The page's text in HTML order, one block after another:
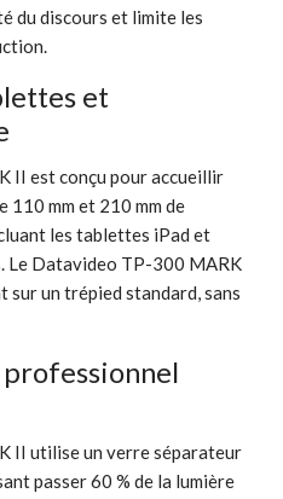
du discours et limite les
et
II est conçu pour accueillir
mm et 210 mm de
les tablettes iPad et
Le Datavideo TP-300 MARK
sur un trépied standard, sans
II utilise un verre séparateur
passer 60 % de la lumière